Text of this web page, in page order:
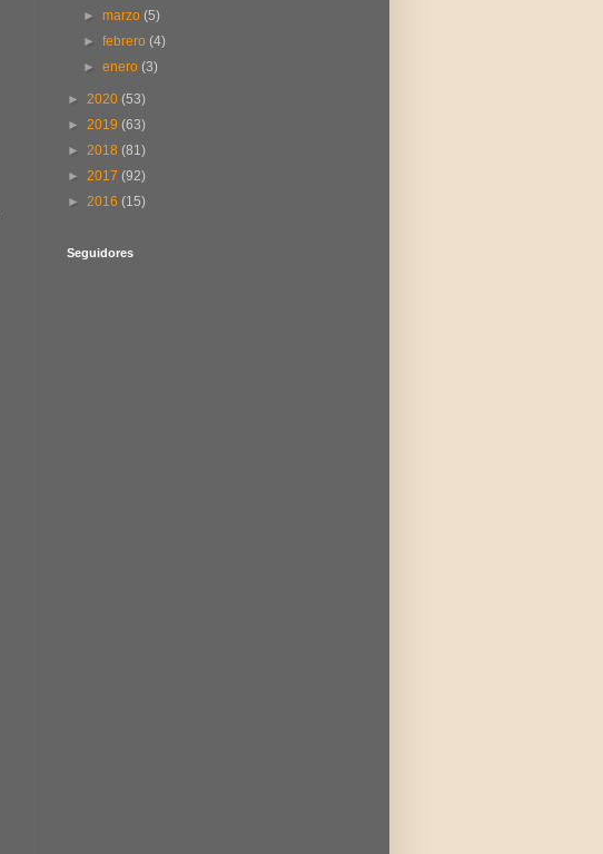
►marzo(5)
►febrero(4)
►enero(3)
► 2020 (53)
► 2019 (63)
► 2018 (81)
► 2017 (92)
► 2016 (15)
Seguidores